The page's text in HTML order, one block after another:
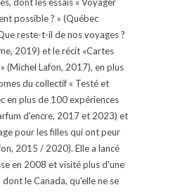
possible ? » (Québec
reste-t-il de nos voyages ?
2019) et le récit «Cartes
(Michel Lafon, 2017), en plus
du collectif « Testé et
en plus de 100 expériences
d'encre, 2017 et 2023) et
pour les filles qui ont peur
2015 / 2020). Elle a lancé
en 2008 et visité plus d'une
le Canada, qu'elle ne se